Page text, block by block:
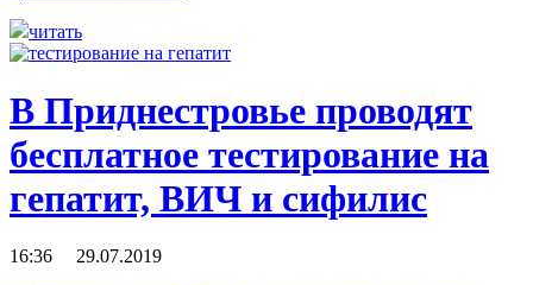
читать
В Приднестровье проводят
бесплатное тестирование на
гепатит, ВИЧ и сифилис
16:36 29.07.2019